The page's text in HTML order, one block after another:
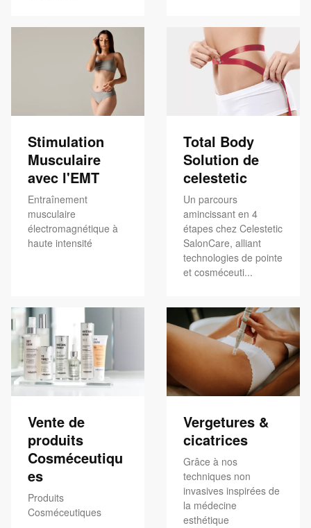
Stimulation
Musculaire
avec l'EMT
Entraînement
musculaire
électromagnétique à
haute intensité
Total Body
Solution de
celestetic
Un parcours
amincissant en 4
étapes chez Celestetic
SalonCare, alliant
technologies de pointe
et cosméceuti...
Vente de
produits
Cosméceutiqu
es
Produits
Cosméceutiques
Vergetures &
cicatrices
Grâce à nos
techniques non
invasives inspirées de
la médecine
esthétique